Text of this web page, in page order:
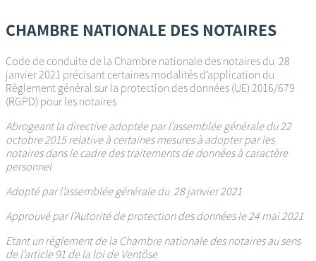
au
contenu
CHAMBRE NATIONALE DES NOTAIRES
Code de conduite de la Chambre nationale des notaires du 28
janvier 2021 précisant certaines modalités d’application du
Règlement général sur la protection des données (UE) 2016/679
(RGPD) pour les notaires
Abrogeant la directive adoptée par l’assemblée générale du 22
octobre 2015 relative à certaines mesures à adopter par les
notaires dans le cadre des traitements de données à caractère
personnel
Adopté par l’assemblée générale du 28 janvier 2021
Approuvé par l’Autorité de protection des données le 24 mai 2021
Etant un règlement de la Chambre nationale des notaires au sens
de l’article 91 de la loi de Ventôse